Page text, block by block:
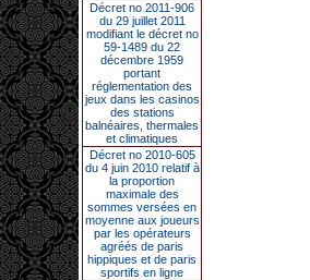
Décret no 2011-906
du 29 juillet 2011
modifiant le décret no
59-1489 du 22
décembre 1959
portant
réglementation des
jeux dans les casinos
des stations
balnéaires, thermales
et climatiques
Décret no 2010-605
du 4 juin 2010 relatif à
la proportion
maximale des
sommes versées en
moyenne aux joueurs
par les opérateurs
agréés de paris
hippiques et de paris
sportifs en ligne